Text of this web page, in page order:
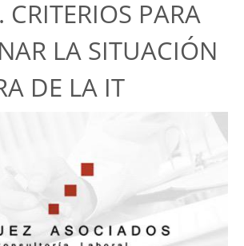
CRITERIOS PARA
LA SITUACIÓN
DE LA IT